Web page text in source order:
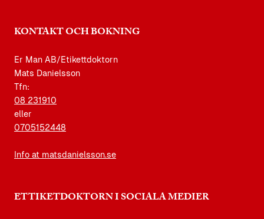
KONTAKT OCH BOKNING
Er Man AB/Etikettdoktorn
Mats Danielsson
Tfn:
08 231910
eller
0705152448
Info at matsdanielsson.se
ETTIKETDOKTORN I SOCIALA MEDIER